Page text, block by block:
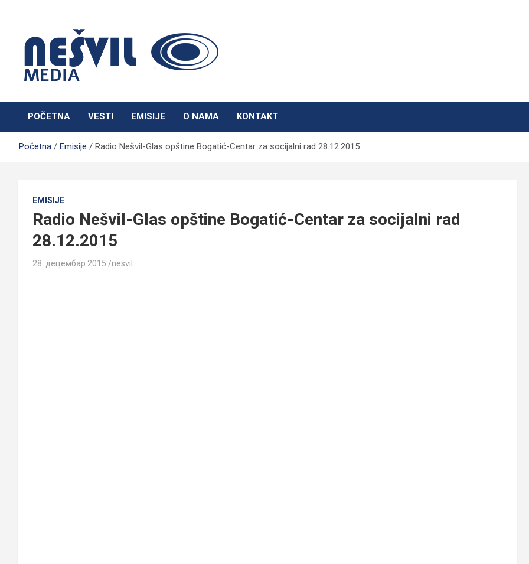
Nešvil Media Bogatić
POČETNA VESTI EMISIJE O NAMA KONTAKT
Početna Emisije Radio Nešvil-Glas opštine Bogatić-Centar za socijalni rad 28.12.2015
EMISIJE
Radio Nešvil-Glas opštine Bogatić-Centar za socijalni rad
28.12.2015
28. децембар 2015. nesvil